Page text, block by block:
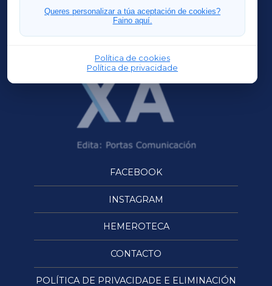
Queres personalizar a túa aceptación de cookies?
Faino aquí.
Política de cookies
Política de privacidade
FERROLXA
OURENSEXA
FACEBOOK
INSTAGRAM
HEMEROTECA
CONTACTO
POLÍTICA DE PRIVACIDADE E ELIMINACIÓN